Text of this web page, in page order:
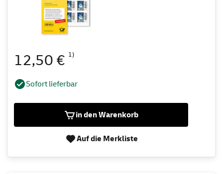
12,50 € 1)
Sofort lieferbar
in den Warenkorb
Auf die Merkliste